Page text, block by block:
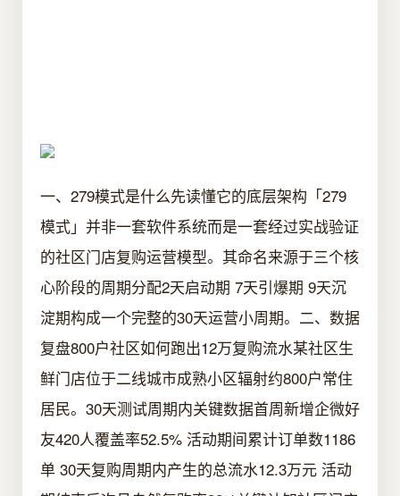
一、279模式是什么先读懂它的底层架构「279
模式」并非一套软件系统而是一套经过实战验证
的社区门店复购运营模型。其命名来源于三个核
心阶段的周期分配2天启动期 7天引爆期 9天沉
淀期构成一个完整的30天运营小周期。二、数据
复盘800户社区如何跑出12万复购流水某社区生
鲜门店位于二线城市成熟小区辐射约800户常住
居民。30天测试周期内关键数据首周新增企微好
友420人覆盖率52.5% 活动期间累计订单数1186
单 30天复购周期内产生的总流水12.3万元 活动